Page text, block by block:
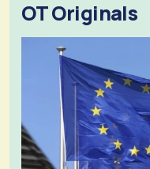
OT Originals